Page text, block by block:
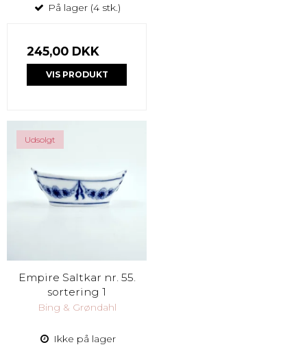
På lager (4 stk.)
245,00 DKK
VIS PRODUKT
Udsolgt
Empire Saltkar nr. 55.
sortering 1
Bing & Grøndahl
Ikke på lager